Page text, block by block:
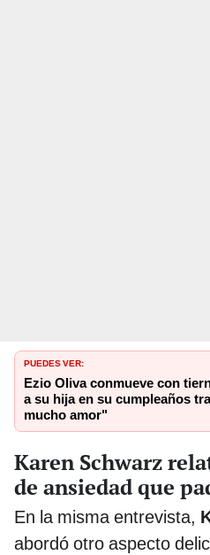
PUEDES VER:
Ezio Oliva conmueve con
a su hija en su cumpleaños
mucho amor"
Karen Schwarz
de ansiedad que
En la misma entrevista,
abordó otro aspecto